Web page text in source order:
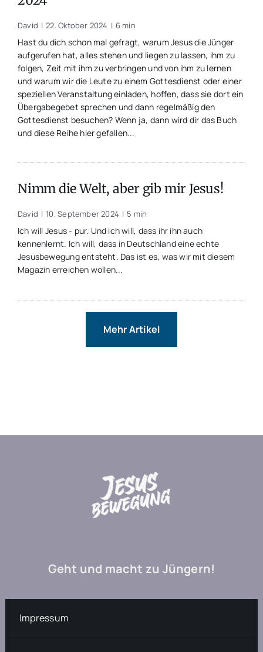
David | 22. Oktober 2024 | 6 min
Hast du dich schon mal gefragt, warum Jesus die Jünger
aufgerufen hat, alles stehen und liegen zu lassen, ihm zu
folgen, Zeit mit ihm zu verbringen und von ihm zu lernen
und warum wir die Leute zu einem Gottesdienst oder einer
speziellen Veranstaltung einladen, hoffen, dass sie dort ein
Übergabegebet sprechen und dann regelmäßig den
Gottesdienst besuchen? Wenn ja, dann wird dir das Buch
und diese Reihe hier gefallen...
Nimm die Welt, aber gib mir Jesus!
David | 10. September 2024 | 5 min
Ich will Jesus - pur. Und ich will, dass ihr ihn auch
kennenlernt. Ich will, dass in Deutschland eine echte
Jesusbewegung entsteht. Das ist es, was wir mit diesem
Magazin erreichen wollen...
Mehr Artikel
Geht und macht zu Jüngern!
Impressum